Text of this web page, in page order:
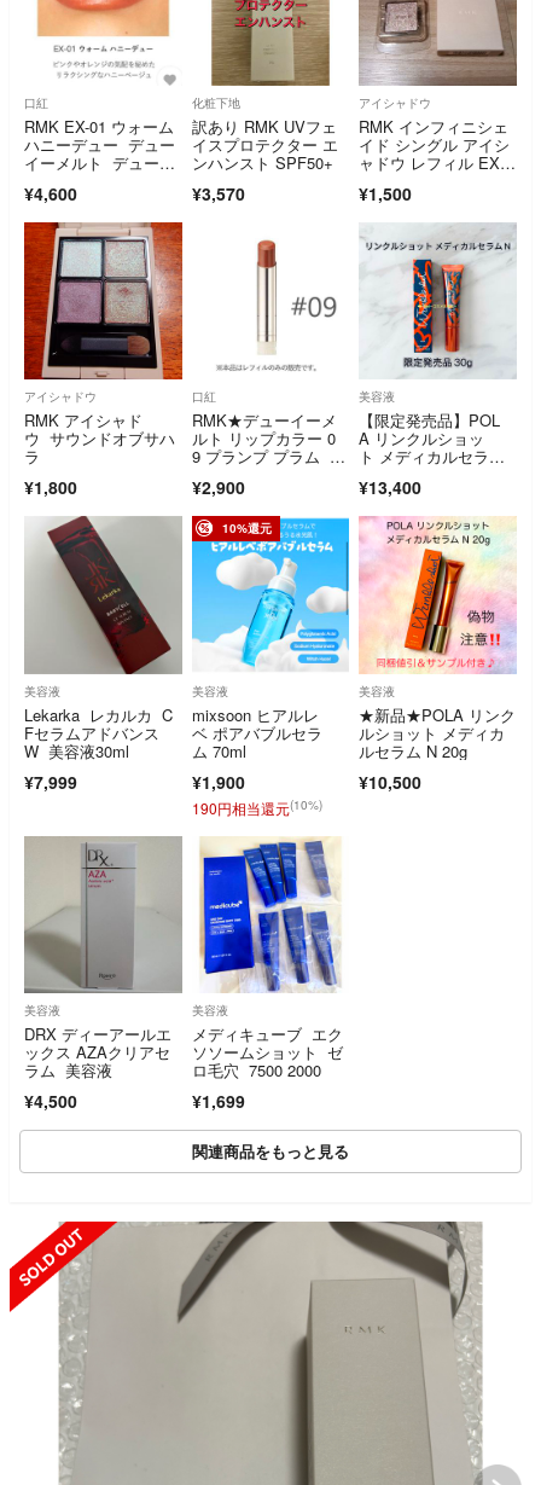
口紅
RMK EX-01 ウォーム
ハニーデュー デュー
イーメルト デューイ
¥4,600
化粧下地
訳あり RMK UVフェ
イスプロテクター エ
ンハンスト SPF50+
¥3,570
アイシャドウ
RMK インフィニシェ
イド シングル アイシ
ャドウ レフィル EX-0
¥1,500
アイシャドウ
RMK アイシャド
ウ サウンドオブサハ
ラ
¥1,800
口紅
RMK★デューイーメ
ルト リップカラー 0
9 プランプ プラム レ
¥2,900
美容液
【限定発売品】POL
A リンクルショッ
ト メディカルセラ
¥13,400
美容液
Lekarka レカルカ C
Fセラムアドバンス
W 美容液30ml
¥7,999
10%還元
美容液
mixsoon ヒアルレ
ベ ポアバブルセラ
ム 70ml
¥1,900
190円相当還元(10%)
美容液
★新品★POLA リンク
ルショット メディカ
ルセラム N 20g
¥10,500
美容液
DRX ディーアールエ
ックス AZAクリアセ
ラム 美容液
¥4,500
美容液
メディキューブ エク
ソソームショット ゼ
ロ毛穴 7500 2000
¥1,699
関連商品をもっと見る